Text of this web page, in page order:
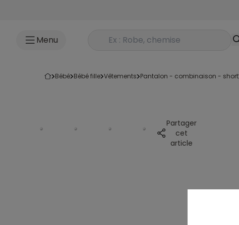
Menu Rechercher un produit
bébé bébé fille vêtements pantalon - combinaison - short
Partager
cet
article